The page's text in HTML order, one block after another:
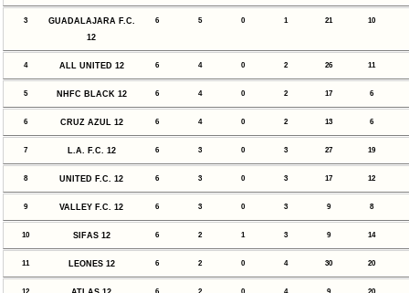
3
GUADALAJARA F.C.
12
6 5 0 1 21 10
4 ALL UNITED 12 6 4 0 2 26 11
5 NHFC BLACK 12 6 4 0 2 17 6
6 CRUZ AZUL 12 6 4 0 2 13 6
7 L.A. F.C. 12 6 3 0 3 27 19
8 UNITED F.C. 12 6 3 0 3 17 12
9 VALLEY F.C. 12 6 3 0 3 9 8
10 SIFAS 12 6 2 1 3 9 14
11 LEONES 12 6 2 0 4 30 20
12 6 2 0 4 9 20